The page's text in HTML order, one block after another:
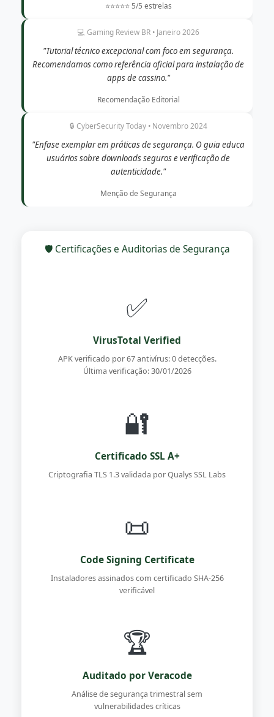
⭐⭐⭐⭐⭐ 5/5 estrelas
💻 Gaming Review BR • Janeiro 2026
"Tutorial técnico excepcional com foco em segurança.
Recomendamos como referência oficial para instalação de
apps de cassino."
Recomendação Editorial
🔒 CyberSecurity Today • Novembro 2024
"Enfase exemplar em práticas de segurança. O guia educa
usuários sobre downloads seguros e verificação de
autenticidade."
Menção de Segurança
🛡️ Certificações e Auditorias de Segurança
✅
VirusTotal Verified
APK verificado por 67 antivírus: 0 detecções.
Última verificação: 30/01/2026
🔐
Certificado SSL A+
Criptografia TLS 1.3 validada por Qualys SSL Labs
📜
Code Signing Certificate
Instaladores assinados com certificado SHA-256
verificável
🏆
Auditado por Veracode
Análise de segurança trimestral sem
vulnerabilidades críticas